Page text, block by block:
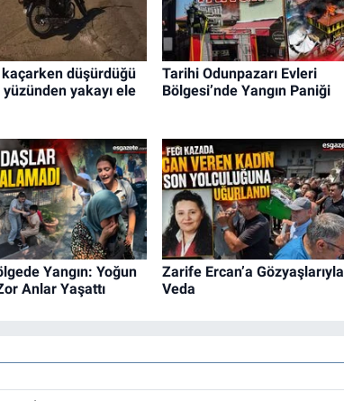
düşürdüğü
yakayı ele
Tarihi Odunpazarı Evleri
Bölgesi’nde Yangın Paniği
Yangın: Yoğun
Anlar Yaşattı
Zarife Ercan’a Gözyaşlarıyla
Veda